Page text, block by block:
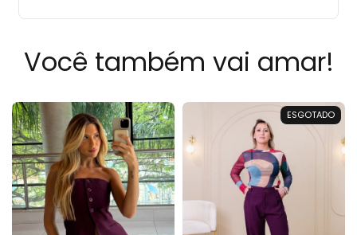
Você também vai amar!
ESGOTADO